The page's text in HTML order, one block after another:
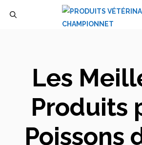
Les
Produits
Poissons